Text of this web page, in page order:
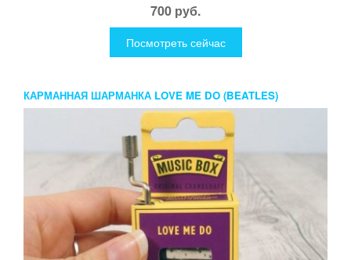
700 руб.
Посмотреть сейчас
КАРМАННАЯ ШАРМАНКА LOVE ME DO (BEATLES)